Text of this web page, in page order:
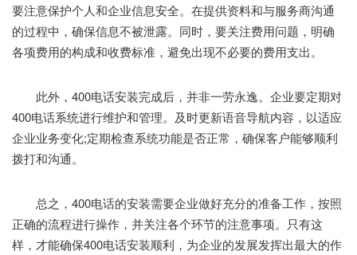
要注意保护个人和企业信息安全。在提供资料和与服务商沟通
的过程中，确保信息不被泄露。同时，要关注费用问题，明确
各项费用的构成和收费标准，避免出现不必要的费用支出。
此外，400电话安装完成后，并非一劳永逸。企业要定期对
400电话系统进行维护和管理。及时更新语音导航内容，以适应
企业业务变化;定期检查系统功能是否正常，确保客户能够顺利
拨打和沟通。
总之，400电话的安装需要企业做好充分的准备工作，按照
正确的流程进行操作，并关注各个环节的注意事项。只有这
样，才能确保400电话安装顺利，为企业的发展发挥出最大的作